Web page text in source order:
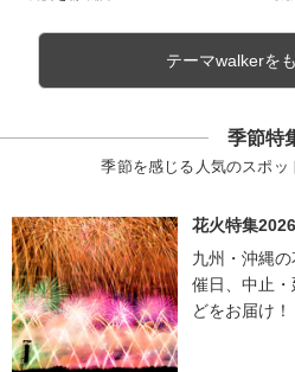
テーマwalkerを
季節特
季節を感じる人気のスポッ
花火特集
九州・沖縄
催日、中止
どをお届け！